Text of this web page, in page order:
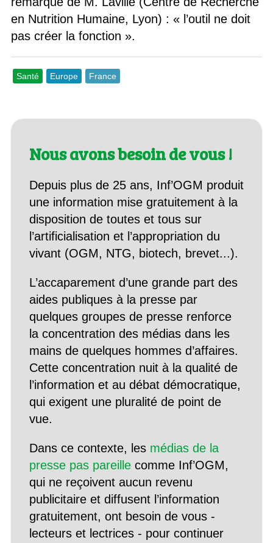
en Nutrition Humaine, Lyon) : « l’outil ne doit
pas créer la fonction ».
Santé Europe France
Nous avons besoin de vous !
Depuis plus de 25 ans, Inf’OGM produit
une information mise gratuitement à la
disposition de toutes et tous sur
l’artificialisation et l’appropriation du
vivant (OGM, NTG, biotech, brevet...).
L’accaparement d’une grande part des
aides publiques à la presse par
quelques groupes de presse renforce
la concentration des médias dans les
mains de quelques hommes d’affaires.
Cette concentration nuit à la qualité de
l’information et au débat démocratique,
qui exigent une pluralité de point de
vue.
Dans ce contexte, les médias de la
presse pas pareillecomme Inf’OGM,
qui ne reçoivent aucun revenu
publicitaire et diffusent l’information
gratuitement, ont besoin de vous -
lecteurs et lectrices - pour continuer